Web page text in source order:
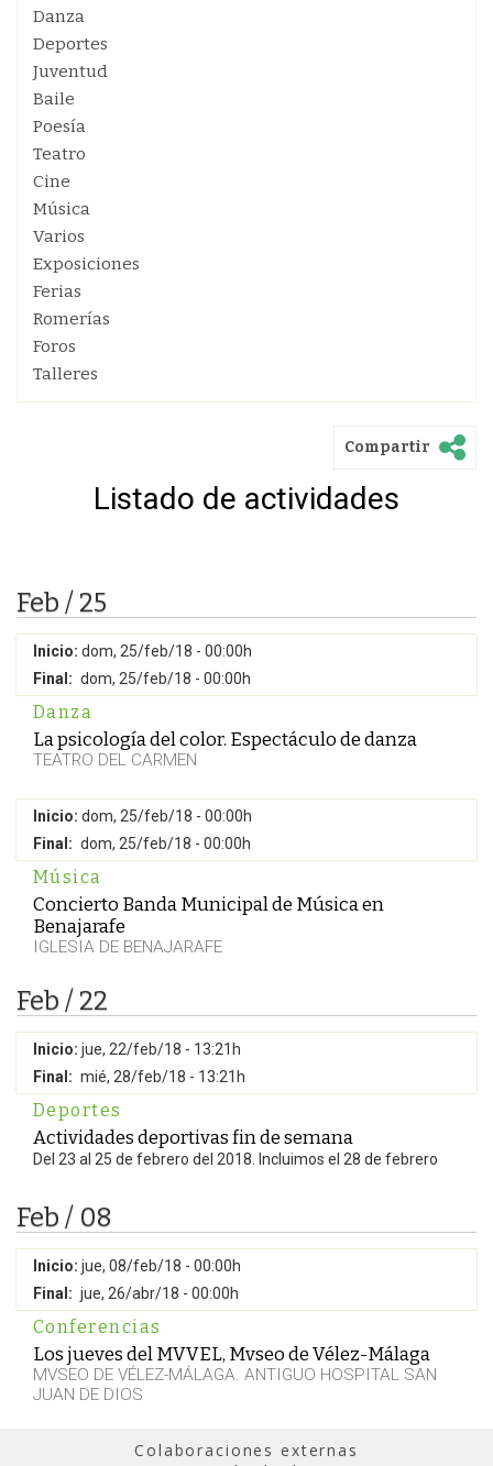
Danza
Deportes
Juventud
Baile
Poesía
Teatro
Cine
Música
Varios
Exposiciones
Ferias
Romerías
Foros
Talleres
Compartir
Listado de actividades
Feb / 25
Inicio: dom, 25/feb/18 - 00:00h
Final: dom, 25/feb/18 - 00:00h
Danza
La psicología del color. Espectáculo de danza
TEATRO DEL CARMEN
Inicio: dom, 25/feb/18 - 00:00h
Final: dom, 25/feb/18 - 00:00h
Música
Concierto Banda Municipal de Música en
Benajarafe
IGLESIA DE BENAJARAFE
Feb / 22
Inicio: jue, 22/feb/18 - 13:21h
Final: mié, 28/feb/18 - 13:21h
Deportes
Actividades deportivas fin de semana
Del 23 al 25 de febrero del 2018. Incluimos el 28 de febrero
Feb / 08
Inicio: jue, 08/feb/18 - 00:00h
Final: jue, 26/abr/18 - 00:00h
Conferencias
Los jueves del MVVEL, Mvseo de Vélez-Málaga
MVSEO DE VÉLEZ-MÁLAGA. ANTIGUO HOSPITAL SAN
JUAN DE DIOS
Colaboraciones externas